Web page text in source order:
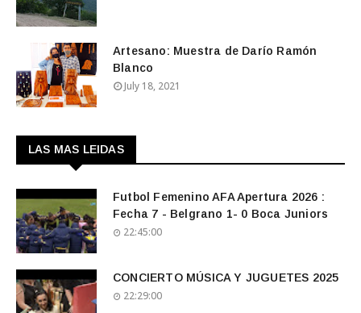
Artesano: Muestra de Darío Ramón
Blanco
July 18, 2021
LAS MAS LEIDAS
Futbol Femenino AFA Apertura 2026 :
Fecha 7 - Belgrano 1- 0 Boca Juniors
22:45:00
CONCIERTO MÚSICA Y JUGUETES 2025
22:29:00